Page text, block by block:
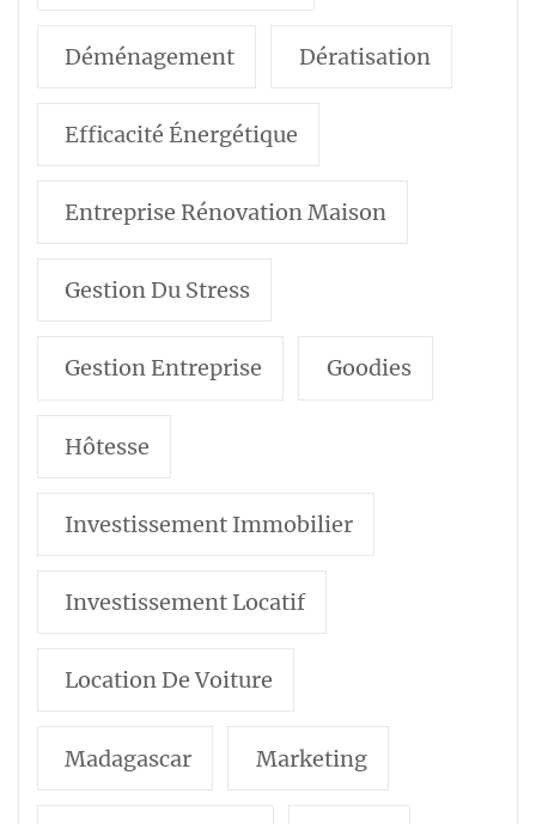
Déménagement Dératisation
Efficacité Énergétique
Entreprise Rénovation Maison
Gestion Du Stress
Gestion Entreprise Goodies
Hôtesse
Investissement Immobilier
Investissement Locatif
Location De Voiture
Madagascar Marketing